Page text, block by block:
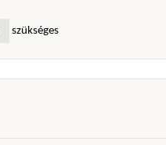
szükséges